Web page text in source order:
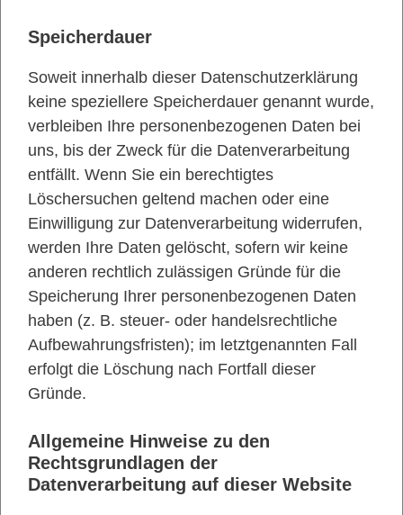
Speicherdauer
Soweit innerhalb dieser Datenschutzerklärung
keine speziellere Speicherdauer genannt wurde,
verbleiben Ihre personenbezogenen Daten bei
uns, bis der Zweck für die Datenverarbeitung
entfällt. Wenn Sie ein berechtigtes
Löschersuchen geltend machen oder eine
Einwilligung zur Datenverarbeitung widerrufen,
werden Ihre Daten gelöscht, sofern wir keine
anderen rechtlich zulässigen Gründe für die
Speicherung Ihrer personenbezogenen Daten
haben (z. B. steuer- oder handelsrechtliche
Aufbewahrungsfristen); im letztgenannten Fall
erfolgt die Löschung nach Fortfall dieser
Gründe.
Allgemeine Hinweise zu den
Rechtsgrundlagen der
Datenverarbeitung auf dieser Website